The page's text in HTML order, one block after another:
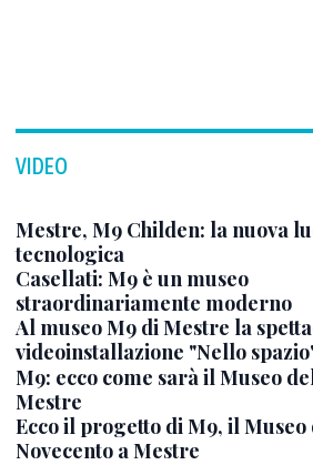
VIDEO
Mestre, M9 Childen: la nuova
tecnologica
Casellati: M9 è un museo
straordinariamente moderno
Al museo M9 di Mestre la
videoinstallazione "Nello
M9: ecco come sarà il Museo
Mestre
Ecco il progetto di M9, il Museo
Novecento a Mestre